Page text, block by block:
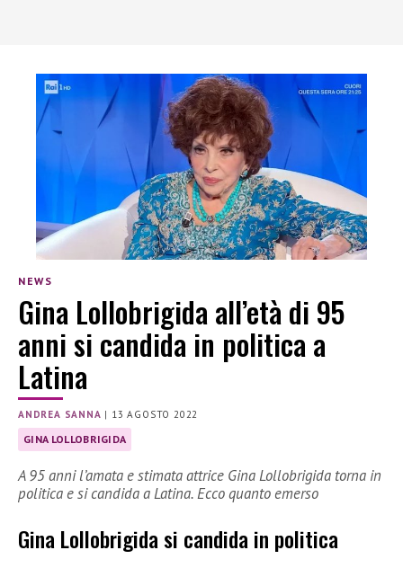
NEWS
Gina Lollobrigida all’età di 95
anni si candida in politica a
Latina
ANDREA SANNA | 13 AGOSTO 2022
GINA LOLLOBRIGIDA
A 95 anni l’amata e stimata attrice Gina Lollobrigida torna in
politica e si candida a Latina. Ecco quanto emerso
Gina Lollobrigida si candida in politica